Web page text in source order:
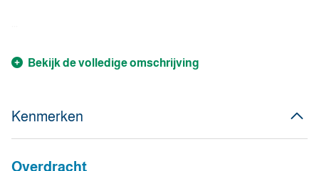
Bekijk de volledige omschrijving
Kenmerken
Overdracht